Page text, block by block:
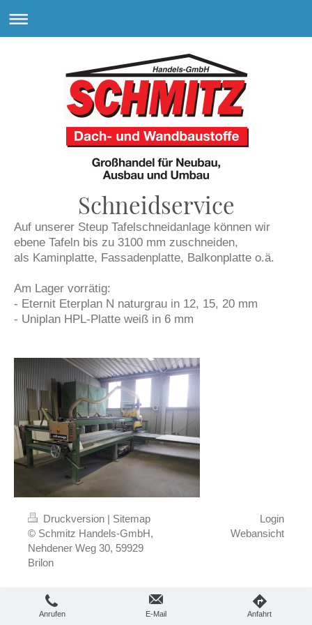
Zustimmen
Diese Webseite nutzt Cookies, um bestmögliche
Funktionalität bieten zu können.
Mehr Infos
Schneidservice
Auf unserer Steup Tafelschneidanlage können wir
ebene Tafeln bis zu 3100 mm zuschneiden,
als Kaminplatte, Fassadenplatte, Balkonplatte o.ä.
Am Lager vorrätig:
- Eternit Eterplan N naturgrau in 12, 15, 20 mm
- Uniplan HPL-Platte weiß in 6 mm
Druckversion | Sitemap
© Schmitz Handels-GmbH,
Nehdener Weg 30, 59929
Brilon
Login
Webansicht
Anrufen E-Mail Anfahrt